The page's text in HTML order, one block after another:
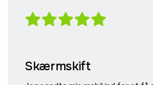
Skærmskift